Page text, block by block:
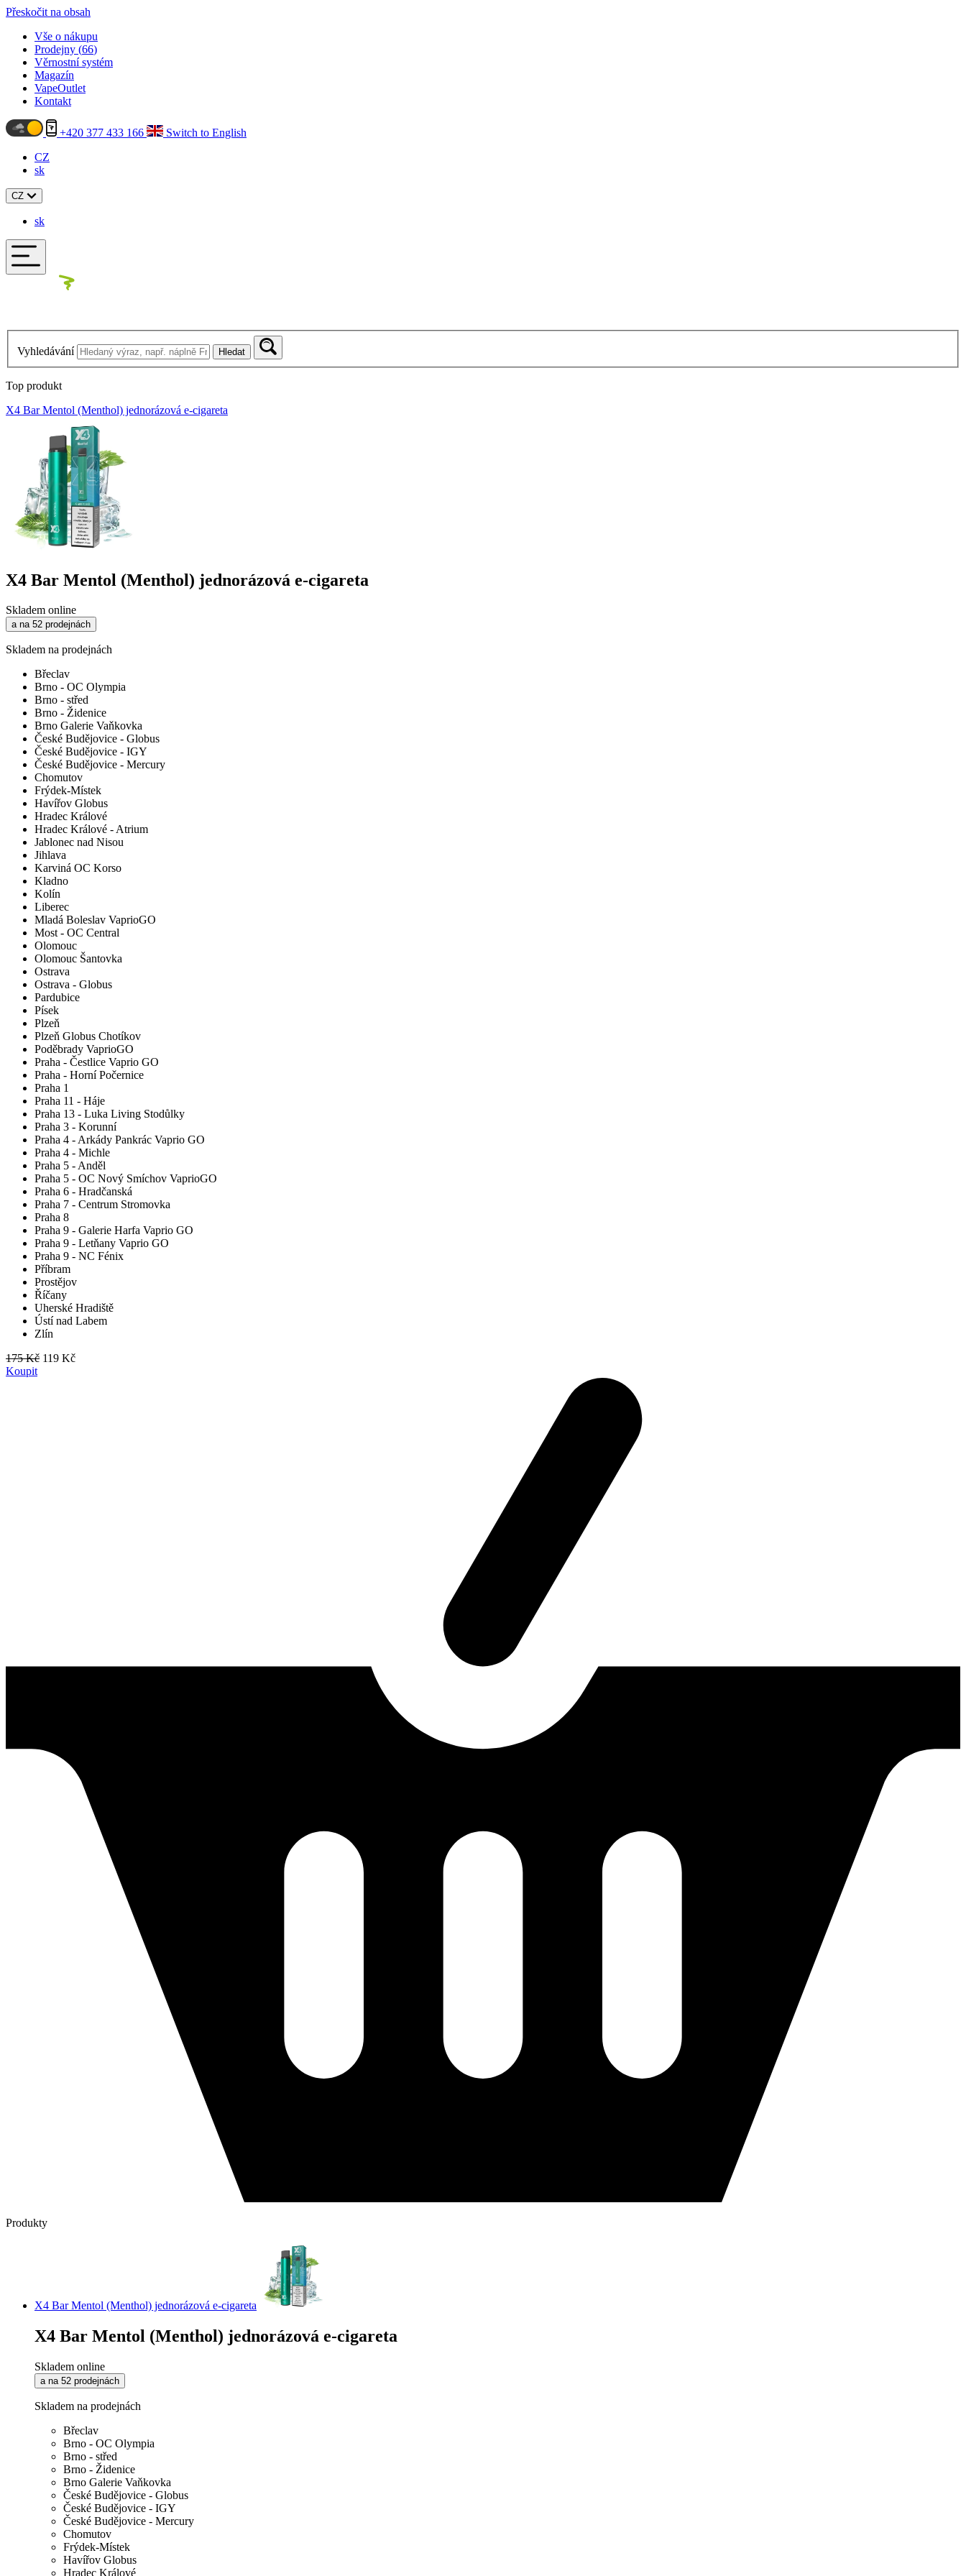
Přeskočit na obsah
Vše o nákupu
Prodejny (66)
Věrnostní systém
Magazín
VapeOutlet
Kontakt
+420 377 433 166
Switch to English
CZ
sk
CZ
sk
Vyhledávání Hledat
Top produkt
X4 Bar Mentol (Menthol) jednorázová e-cigareta
X4 Bar Mentol (Menthol) jednorázová e-cigareta
Skladem online
a na 52 prodejnách
Skladem na prodejnách
Břeclav
Brno - OC Olympia
Brno - střed
Brno - Židenice
Brno Galerie Vaňkovka
České Budějovice - Globus
České Budějovice - IGY
České Budějovice - Mercury
Chomutov
Frýdek-Místek
Havířov Globus
Hradec Králové
Hradec Králové - Atrium
Jablonec nad Nisou
Jihlava
Karviná OC Korso
Kladno
Kolín
Liberec
Mladá Boleslav VaprioGO
Most - OC Central
Olomouc
Olomouc Šantovka
Ostrava
Ostrava - Globus
Pardubice
Písek
Plzeň
Plzeň Globus Chotíkov
Poděbrady VaprioGO
Praha - Čestlice Vaprio GO
Praha - Horní Počernice
Praha 1
Praha 11 - Háje
Praha 13 - Luka Living Stodůlky
Praha 3 - Korunní
Praha 4 - Arkády Pankrác Vaprio GO
Praha 4 - Michle
Praha 5 - Anděl
Praha 5 - OC Nový Smíchov VaprioGO
Praha 6 - Hradčanská
Praha 7 - Centrum Stromovka
Praha 8
Praha 9 - Galerie Harfa Vaprio GO
Praha 9 - Letňany Vaprio GO
Praha 9 - NC Fénix
Příbram
Prostějov
Říčany
Uherské Hradiště
Ústí nad Labem
Zlín
175 Kč 119 Kč
Koupit
Produkty
X4 Bar Mentol (Menthol) jednorázová e-cigareta
X4 Bar Mentol (Menthol) jednorázová e-cigareta
Skladem online
a na 52 prodejnách
Skladem na prodejnách
Břeclav
Brno - OC Olympia
Brno - střed
Brno - Židenice
Brno Galerie Vaňkovka
České Budějovice - Globus
České Budějovice - IGY
České Budějovice - Mercury
Chomutov
Frýdek-Místek
Havířov Globus
Hradec Králové